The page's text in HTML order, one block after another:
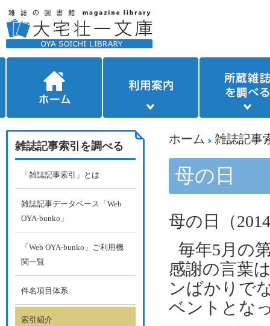
ホーム 雑誌記事
母の日
母の日（2014
毎年5月の
感謝の言葉
ンばかりで
ベントとな
雑誌記事索引を調べる
「雑誌記事索引」とは
雑誌記事データベース「Web
OYA-bunko」
「Web OYA-bunko」ご利用機
関一覧
件名項目体系
索引紹介